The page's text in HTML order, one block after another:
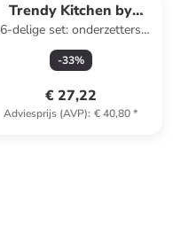
Trendy Kitchen by
EXCÉLSA
6-delige set: onderzetters
"Mexican Flowers"
meerkleurig - Ø 11 cm
-33%
€ 27,22
Adviesprijs (AVP): € 40,80*